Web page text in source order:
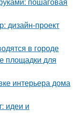
дизайн-проект
в городе
площадки для
интерьера дома
идеи и